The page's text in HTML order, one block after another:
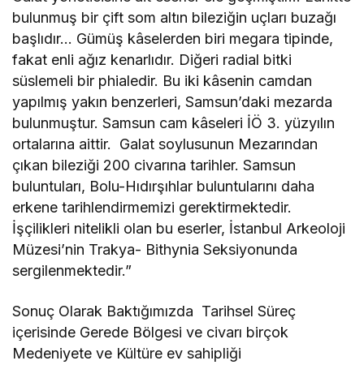
bulunmuş bir çift som altın bileziğin uçları buzağı
başlıdır… Gümüş kâselerden biri megara tipinde,
fakat enli ağız kenarlıdır. Diğeri radial bitki
süslemeli bir phialedir. Bu iki kâsenin camdan
yapılmış yakın benzerleri, Samsun’daki mezarda
bulunmuştur. Samsun cam kâseleri İÖ 3. yüzyılın
ortalarına aittir. Galat soylusunun Mezarından
çıkan bileziği 200 civarına tarihler. Samsun
buluntuları, Bolu-Hıdırşıhlar buluntularını daha
erkene tarihlendirmemizi gerektirmektedir.
İşçilikleri nitelikli olan bu eserler, İstanbul Arkeoloji
Müzesi’nin Trakya- Bithynia Seksiyonunda
sergilenmektedir.”
Sonuç Olarak Baktığımızda Tarihsel Süreç
içerisinde Gerede Bölgesi ve civarı birçok
Medeniyete ve Kültüre ev sahipliği